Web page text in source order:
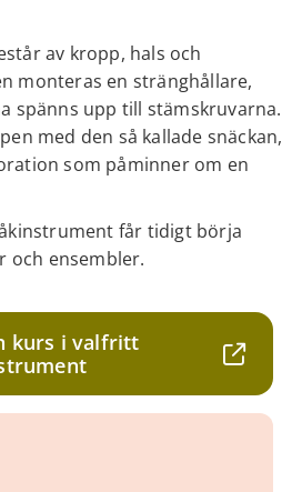
av kropp, hals och
monteras en stränghållare,
spänns upp till stämskruvarna.
med den så kallade snäckan,
som påminner om en
får tidigt börja
och ensembler.
kurs i valfritt